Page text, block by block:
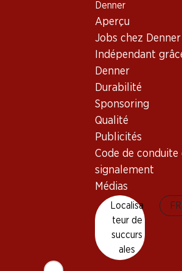
Denner
Aperçu
Jobs chez Denner
Indépendant
Denner
Durabilité
Sponsoring
Qualité
Publicités
Code de conduite
signalement
Médias
Localisa
teur de
succurs
ales
FR
Haut de la page
Restez au courant grâce à la newsletter
Abonner l'Hebdo Denner